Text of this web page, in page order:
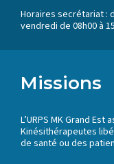
Horaires secrétariat :
vendredi de 08h00 à
Missions
L’URPS MK Grand
Kinésithérapeutes
de santé ou des